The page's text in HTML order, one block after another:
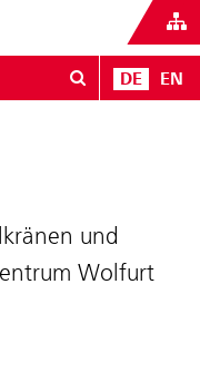
DE EN
und
Wolfurt